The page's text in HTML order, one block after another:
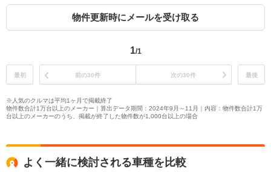
物件更新時にメールを受け取る
1/1
最初 前の30件 次の30件 最後
※人気のクルマは平均1ヶ月で掲載終了
物件数合計1万台以上のメーカー｜算出データ期間：2024年9月～11月｜内容：物件数合計1万
台以上のメーカーのうち、掲載が終了した物件数が1,000台以上の場合
よく一緒に検討される車種を比較